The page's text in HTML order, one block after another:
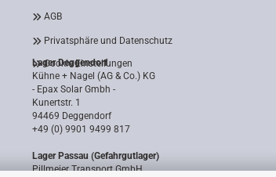
AGB
Privatsphäre und Datenschutz
Cookie Einstellungen
Lager Deggendorf
Kühne + Nagel (AG & Co.) KG
- Epax Solar Gmbh -
Kunertstr. 1
94469 Deggendorf
+49 (0) 9901 9499 817
Lager Passau (Gefahrgutlager)
Pillmeier Transport GmbH